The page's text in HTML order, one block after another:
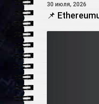
30 июля, 2026
📌